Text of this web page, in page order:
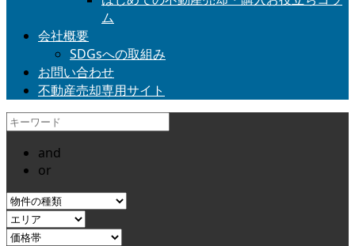
ム
会社概要
SDGsへの取組み
お問い合わせ
不動産売却専用サイト
and
or